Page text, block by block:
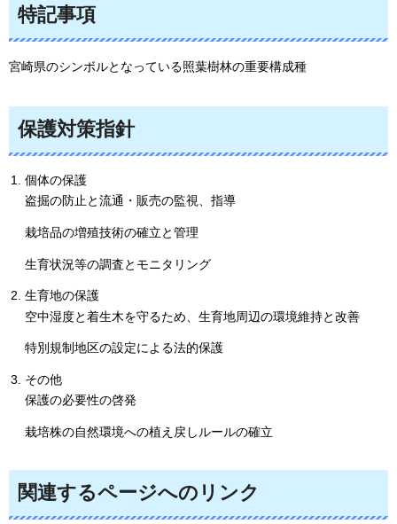
特記事項
宮崎県のシンボルとなっている照葉樹林の重要構成種
保護対策指針
個体の保護
盗掘の防止と流通・販売の監視、指導
栽培品の増殖技術の確立と管理
生育状況等の調査とモニタリング
生育地の保護
空中湿度と着生木を守るため、生育地周辺の環境維持と改善
特別規制地区の設定による法的保護
その他
保護の必要性の啓発
栽培株の自然環境への植え戻しルールの確立
関連するページへのリンク